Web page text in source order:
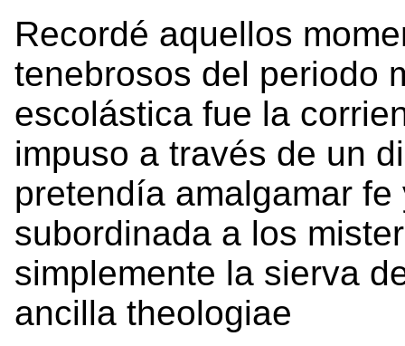
Recordé aquellos
tenebrosos del periodo
escolástica fue la
impuso a través de un
pretendía amalgamar
subordinada a los
simplemente la sierva
ancilla theologiae